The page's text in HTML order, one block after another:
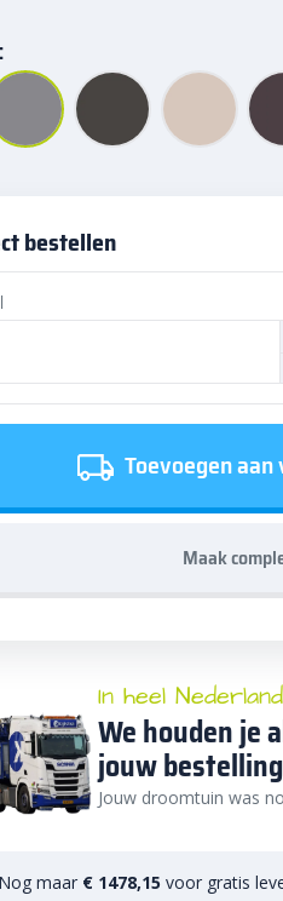
bestellen
Toevoegen
Maak
In heel
We houden je
jouw
Jouw droomtuin was
Nog maar € 1478,15 voor gratis